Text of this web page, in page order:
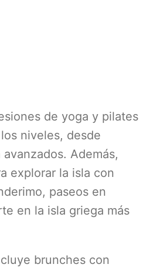
de yoga y pilates
niveles, desde
Además,
explorar la isla con
paseos en
en la isla griega más
brunches con